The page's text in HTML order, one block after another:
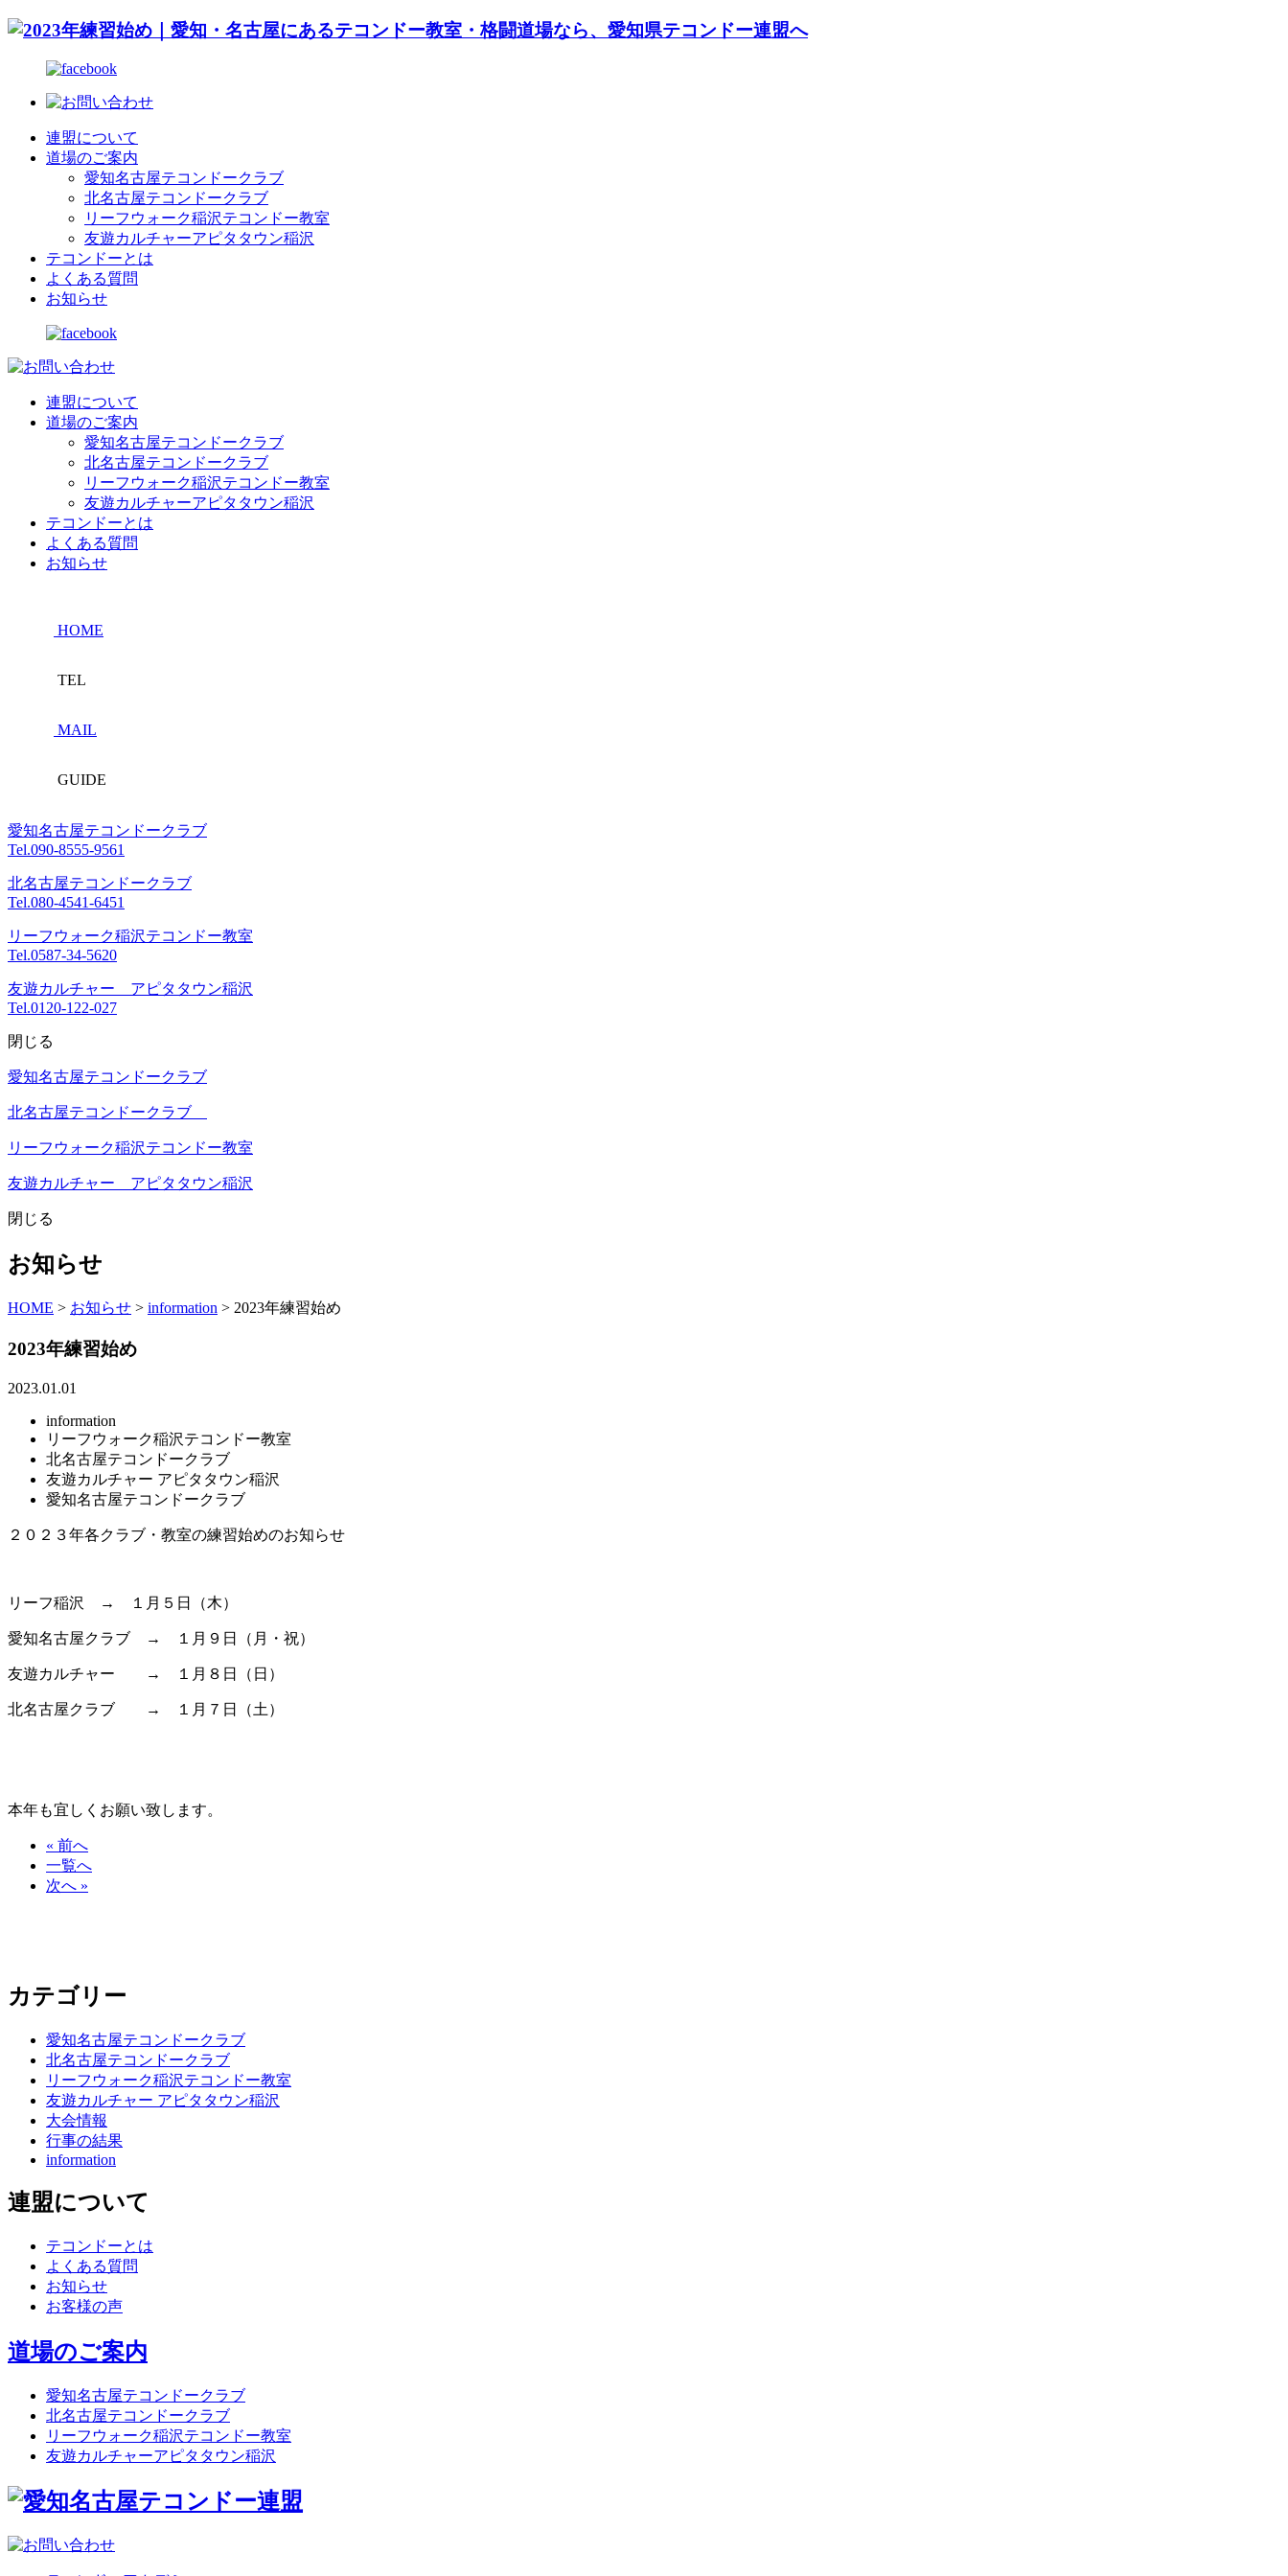
連盟について
道場のご案内
愛知名古屋テコンドークラブ
北名古屋テコンドークラブ
リーフウォーク稲沢テコンドー教室
友遊カルチャーアピタタウン稲沢
テコンドーとは
よくある質問
お知らせ
連盟について
道場のご案内
愛知名古屋テコンドークラブ
北名古屋テコンドークラブ
リーフウォーク稲沢テコンドー教室
友遊カルチャーアピタタウン稲沢
テコンドーとは
よくある質問
お知らせ
HOME
TEL
MAIL
GUIDE
愛知名古屋テコンドークラブ
Tel.090-8555-9561
北名古屋テコンドークラブ
Tel.080-4541-6451
リーフウォーク稲沢テコンドー教室
Tel.0587-34-5620
友遊カルチャー アピタタウン稲沢
Tel.0120-122-027
閉じる
愛知名古屋テコンドークラブ
北名古屋テコンドークラブ
リーフウォーク稲沢テコンドー教室
友遊カルチャー アピタタウン稲沢
閉じる
お知らせ
HOME > お知らせ > information > 2023年練習始め
2023年練習始め
2023.01.01
information
リーフウォーク稲沢テコンドー教室
北名古屋テコンドークラブ
友遊カルチャー アピタタウン稲沢
愛知名古屋テコンドークラブ
２０２３年各クラブ・教室の練習始めのお知らせ
リーフ稲沢 → １月５日（木）
愛知名古屋クラブ → １月９日（月・祝）
友遊カルチャー → １月８日（日）
北名古屋クラブ → １月７日（土）
本年も宜しくお願い致します。
« 前へ
一覧へ
次へ »
カテゴリー
愛知名古屋テコンドークラブ
北名古屋テコンドークラブ
リーフウォーク稲沢テコンドー教室
友遊カルチャー アピタタウン稲沢
大会情報
行事の結果
information
連盟について
テコンドーとは
よくある質問
お知らせ
お客様の声
道場のご案内
愛知名古屋テコンドークラブ
北名古屋テコンドークラブ
リーフウォーク稲沢テコンドー教室
友遊カルチャーアピタタウン稲沢